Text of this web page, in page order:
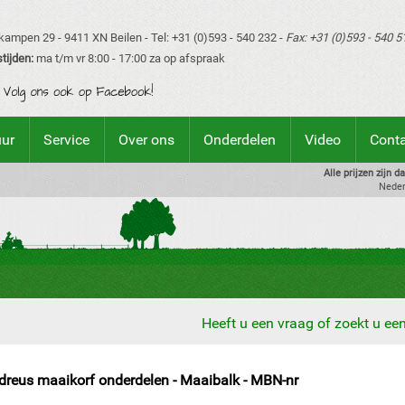
29 - 9411 XN Beilen - Tel: +31 (0)593 - 540 232 - Fax: +31 (0)593 - 540
ma t/m vr 8:00 - 17:00 za op afspraak
Service Over ons Onderdelen Video
Alle prijzen zijn
Heeft u een vraag of zoekt u
maaikorf onderdelen - Maaibalk - MBN-nr